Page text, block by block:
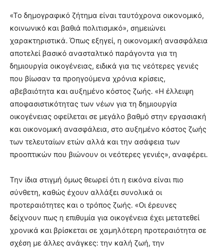
«Το δημογραφικό ζήτημα είναι ταυτόχρονα οικονομικό,
κοινωνικό και βαθιά πολιτισμικό», σημειώνει
χαρακτηριστικά. Όπως εξηγεί, η οικονομική ανασφάλεια
αποτελεί βασικό ανασταλτικό παράγοντα για τη
δημιουργία οικογένειας, ειδικά για τις νεότερες γενιές
που βίωσαν τα προηγούμενα χρόνια κρίσεις,
αβεβαιότητα και αυξημένο κόστος ζωής. «Η έλλειψη
αποφασιστικότητας των νέων για τη δημιουργία
οικογένειας οφείλεται σε μεγάλο βαθμό στην εργασιακή
και οικονομική ανασφάλεια, στο αυξημένο κόστος ζωής
των τελευταίων ετών αλλά και την ασάφεια των
προοπτικών που βιώνουν οι νεότερες γενιές», αναφέρει.
Την ίδια στιγμή όμως θεωρεί ότι η εικόνα είναι πιο
σύνθετη, καθώς έχουν αλλάξει συνολικά οι
προτεραιότητες και ο τρόπος ζωής. «Οι έρευνες
δείχνουν πως η επιθυμία για οικογένεια έχει μετατεθεί
χρονικά και βρίσκεται σε χαμηλότερη προτεραιότητα σε
σχέση με άλλες ανάγκες: την καλή ζωή, την